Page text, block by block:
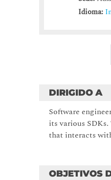
Idioma:
DIRIGIDO A
Software
its various
that interacts
OBJETIVOS